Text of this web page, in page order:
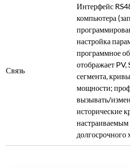
Свяжитесь с нами сегодня